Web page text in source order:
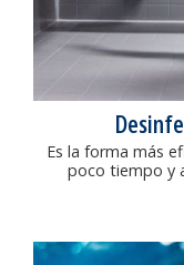
Es la forma más
poco tiempo y